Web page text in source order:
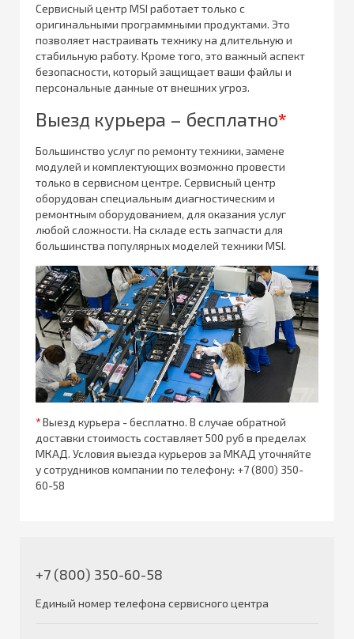
Сервисный центр MSI работает только с
оригинальными программными продуктами. Это
позволяет настраивать технику на длительную и
стабильную работу. Кроме того, это важный аспект
безопасности, который защищает ваши файлы и
персональные данные от внешних угроз.
Выезд курьера – бесплатно*
Большинство услуг по ремонту техники, замене
модулей и комплектующих возможно провести
только в сервисном центре. Сервисный центр
оборудован специальным диагностическим и
ремонтным оборудованием, для оказания услуг
любой сложности. На складе есть запчасти для
большинства популярных моделей техники MSI.
*Выезд курьера - бесплатно. В случае обратной
доставки стоимость составляет 500 руб в пределах
МКАД. Условия выезда курьеров за МКАД уточняйте
у сотрудников компании по телефону: +7 (800) 350-
60-58
+7 (800) 350-60-58
Единый номер телефона сервисного центра